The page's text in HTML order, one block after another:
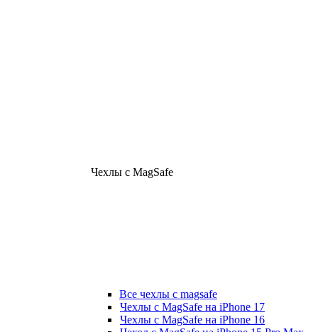
Чехлы с MagSafe
Все чехлы с magsafe
Чехлы с MagSafe на iPhone 17
Чехлы с MagSafe на iPhone 16